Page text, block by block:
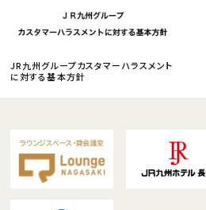
JR九州グループカスタマーハラスメント
に対する基本方針